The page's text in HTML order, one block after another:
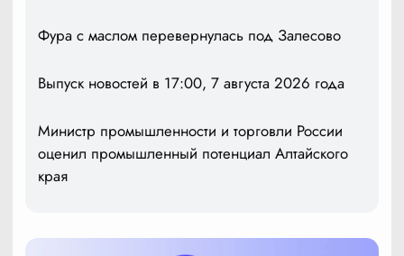
Фура с маслом перевернулась под Залесово
Выпуск новостей в 17:00, 7 августа 2026 года
Министр промышленности и торговли России
оценил промышленный потенциал Алтайского
края